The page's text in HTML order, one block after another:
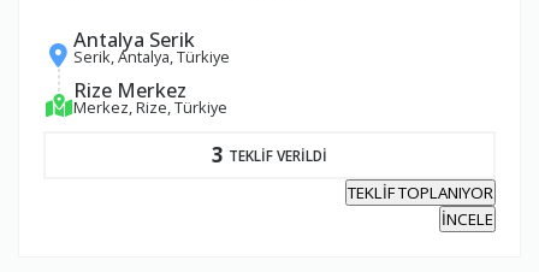
Antalya Serik
Serik, Antalya, Türkiye
Rize Merkez
Merkez, Rize, Türkiye
3 TEKLİF VERİLDİ
TEKLİF TOPLANIYOR
İNCELE